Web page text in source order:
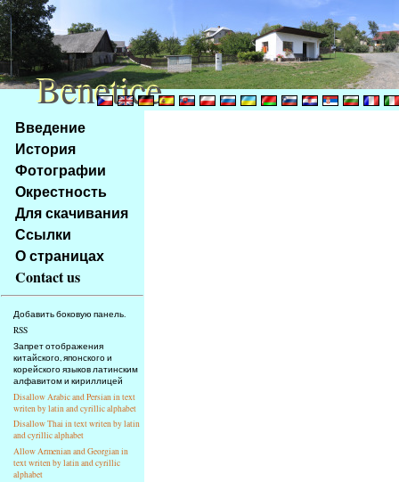
Na
obsah
stránky
Klávesové
zkratky
tomto
webu
základní
strana
Введение
История
Фотографии
Окрестность
Для скачивания
Ссылки
О страницах
Contact us
Добавить боковую панель.
RSS
Запрет отображения
китайского, японского и
корейского языков латинским
алфавитом и кириллицей
Disallow Arabic and Persian in text
writen by latin and cyrillic alphabet
Disallow Thai in text writen by latin
and cyrillic alphabet
Allow Armenian and Georgian in
text writen by latin and cyrillic
alphabet
Benetice
Benetice